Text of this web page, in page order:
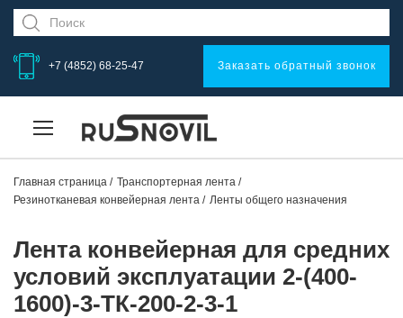
+7 (4852) 68-25-47 Заказать обратный звонок
Главная страница
Транспортерная лента
Резинотканевая конвейерная лента
Ленты общего назначения
Лента конвейерная для средних
условий эксплуатации 2-(400-
1600)-3-ТК-200-2-3-1